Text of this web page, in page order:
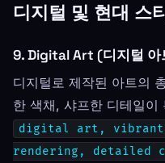
디지털 및 현대 스
9. Digital Art (디지털 아
디지털로 제작된 아트의
한 색채, 샤프한 디테일이
digital art, vibrant
rendering, detailed